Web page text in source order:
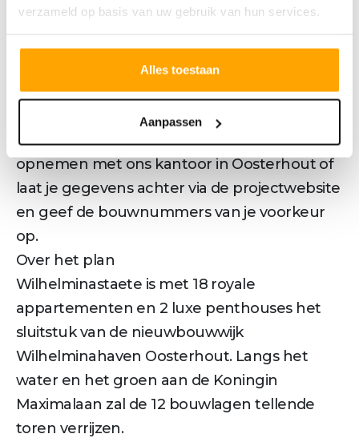
verzameld op basis van uw gebruik van hun services.
Alles toestaan
Aanpassen
warmtepomp
- 2 privéparkeerplaatsen in de stallingsgarage
Wil je graag meer informatie over dit project?
Bezoek dan de projectwebsite. Bij interesse
in één van de woningen kun je contact
opnemen met ons kantoor in Oosterhout of
laat je gegevens achter via de projectwebsite
en geef de bouwnummers van je voorkeur
op.
Over het plan
Wilhelminastaete is met 18 royale
appartementen en 2 luxe penthouses het
sluitstuk van de nieuwbouwwijk
Wilhelminahaven Oosterhout. Langs het
water en het groen aan de Koningin
Maximalaan zal de 12 bouwlagen tellende
toren verrijzen.